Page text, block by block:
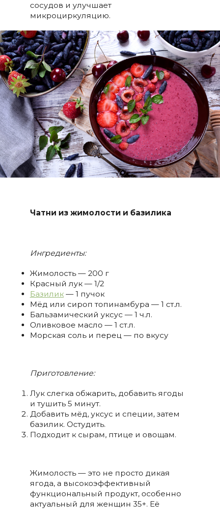
сосудов и улучшает
микроциркуляцию.
Чатни из жимолости и базилика
Ингредиенты:
Жимолость — 200 г
Красный лук — 1/2
Базилик— 1 пучок
Мёд или сироп топинамбура — 1 ст.л.
Бальзамический уксус — 1 ч.л.
Оливковое масло — 1 ст.л.
Морская соль и перец — по вкусу
Приготовление:
Лук слегка обжарить, добавить ягоды
и тушить 5 минут.
Добавить мёд, уксус и специи, затем
базилик. Остудить.
Подходит к сырам, птице и овощам.
Жимолость — это не просто дикая
ягода, а высокоэффективный
функциональный продукт, особенно
актуальный для женщин 35+. Её